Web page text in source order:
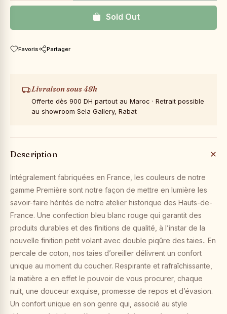
Sold Out
Favoris Partager
Livraison sous 48h
Offerte dès 900 DH partout au Maroc · Retrait possible
au showroom Sela Gallery, Rabat
Description
Intégralement fabriquées en France, les couleurs de notre
gamme Première sont notre façon de mettre en lumière les
savoir-faire hérités de notre atelier historique des Hauts-de-
France. Une confection bleu blanc rouge qui garantit des
produits durables et des finitions de qualité, à l’instar de la
nouvelle finition petit volant avec double piqûre des taies.. En
percale de coton, nos taies d’oreiller délivrent un confort
unique au moment du coucher. Respirante et rafraîchissante,
la matière a en effet le pouvoir de vous procurer, chaque
nuit, une douceur exquise, promesse de repos et d’évasion.
Un confort unique en son genre qui, associé au style